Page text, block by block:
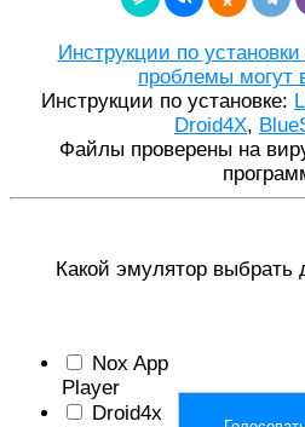
Инструкции по
проблемы могут
Инструкции по установке:
Droid4X,
Файлы проверены на
Какой эмулятор выбрать
Nox App
Player
Droid4x